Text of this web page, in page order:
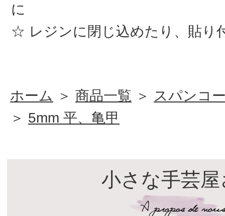
に
レジンに閉じ込めたり、貼り
ホーム ＞ 商品一覧 ＞
スパンコ
＞ 5mm 平、亀甲
小さな手芸